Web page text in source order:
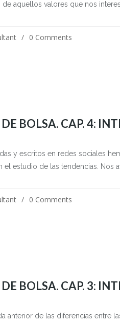
de aquellos valores que nos
0 Comments
DE BOLSA. CAP. 4:
y escritos en redes sociales
el estudio de las tendencias. Nos
0 Comments
DE BOLSA. CAP. 3:
anterior de las diferencias entre